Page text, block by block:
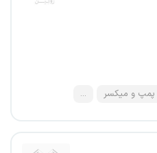
پمپ و میکسر ...